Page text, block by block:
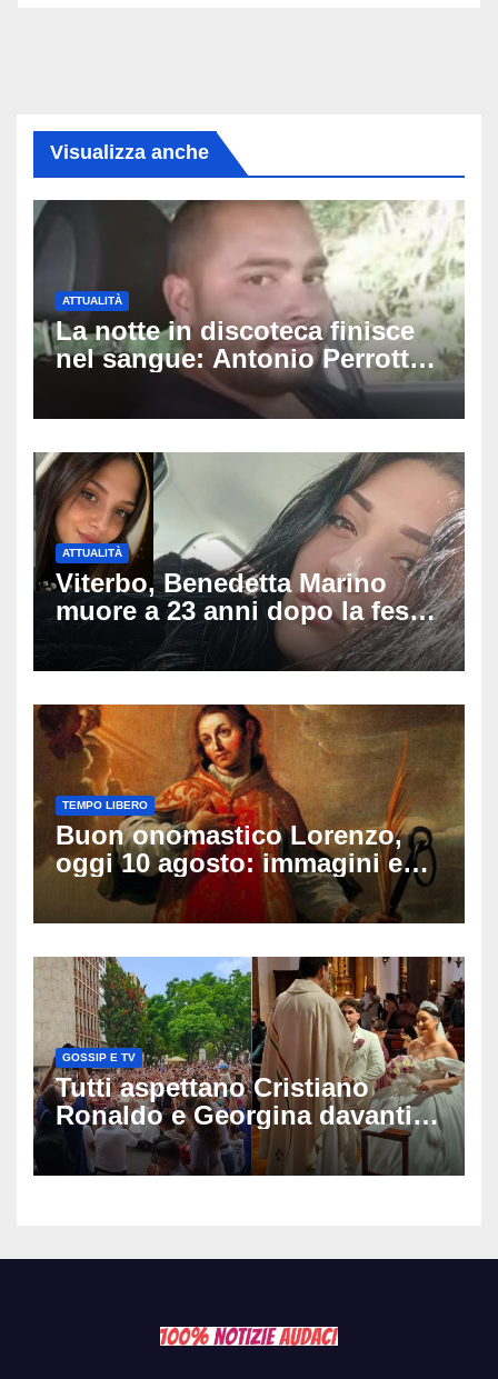
Visualizza anche
ATTUALITÀ
La notte in discoteca finisce
nel sangue: Antonio Perrotta
pestato a Sangineto, muore a
34 anni e lascia 4 figli
ATTUALITÀ
Viterbo, Benedetta Marino
muore a 23 anni dopo la festa
di compleanno: trovata senza
vita nell’ex consorzio, è giallo
TEMPO LIBERO
Buon onomastico Lorenzo,
oggi 10 agosto: immagini e
gif di auguri da condividere
sui social
GOSSIP E TV
Tutti aspettano Cristiano
Ronaldo e Georgina davanti
alla cattedrale: ma il
matrimonio era di un’altra